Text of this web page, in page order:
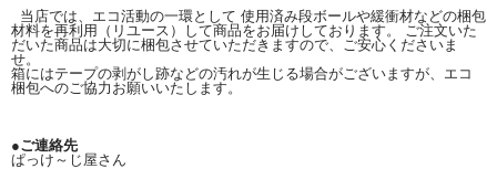
当店では、エコ活動の一環として 使用済み段ボールや緩衝材などの梱包
材料を再利用（リユース）して商品をお届けしております。 ご注文いた
だいた商品は大切に梱包させていただきますので、ご安心くださいま
せ。
箱にはテープの剥がし跡などの汚れが生じる場合がございますが、エコ
梱包へのご協力お願いいたします。
●ご連絡先
ぱっけ～じ屋さん